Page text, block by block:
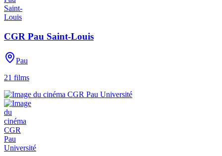
CGR Pau Saint-Louis
Pau
21 films